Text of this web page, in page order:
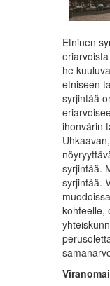
Etninen
he
etniseen
syrjintää
ihonvärin
syrjintää.
syrjintää.
kohteelle,